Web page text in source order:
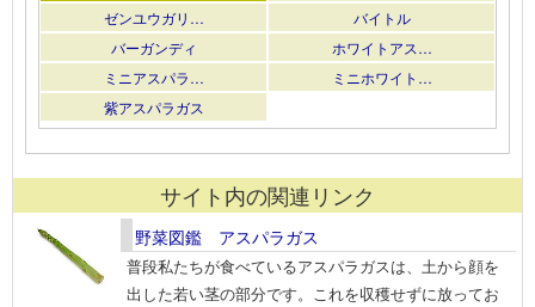
ゼンユウガリ…
バイトル
バーガンディ
ホワイトアス…
ミニアスパラ…
ミニホワイト…
紫アスパラガス
サイト内の関連リンク
野菜図鑑 アスパラガス
普段私たちが食べているアスパラガスは、土から顔を
出した若い茎の部分です。これを収穫せずに放ってお